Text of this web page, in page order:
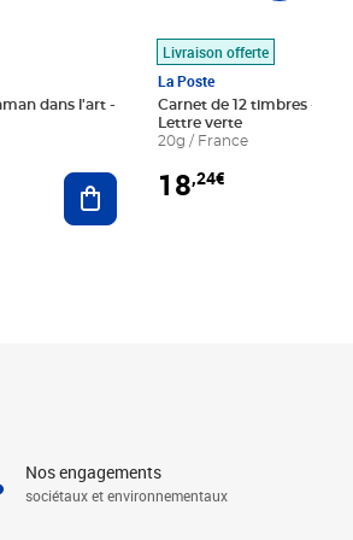
dans l'art -
Ajouter au panier
Livraison offerte
La Poste
Carnet de 12 timbres - Le
Lettre verte
20g / France
18,24€
Nos engagements
sociétaux et environnementaux